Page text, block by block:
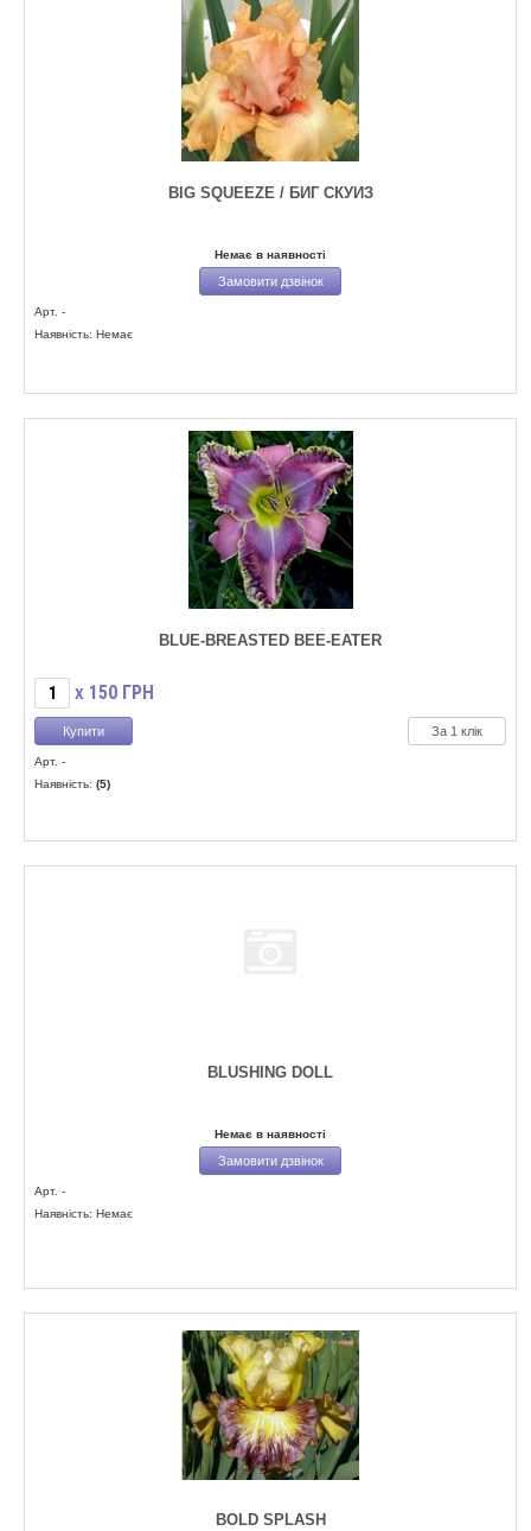
BIG SQUEEZE / БИГ СКУИЗ
Немає в наявності
Замовити дзвінок
Арт. -
Наявність: Немає
BLUE-BREASTED BEE-EATER
X 150 ГРН
За 1 клік
Арт. -
Наявність: (5)
BLUSHING DOLL
Немає в наявності
Замовити дзвінок
Арт. -
Наявність: Немає
BOLD SPLASH